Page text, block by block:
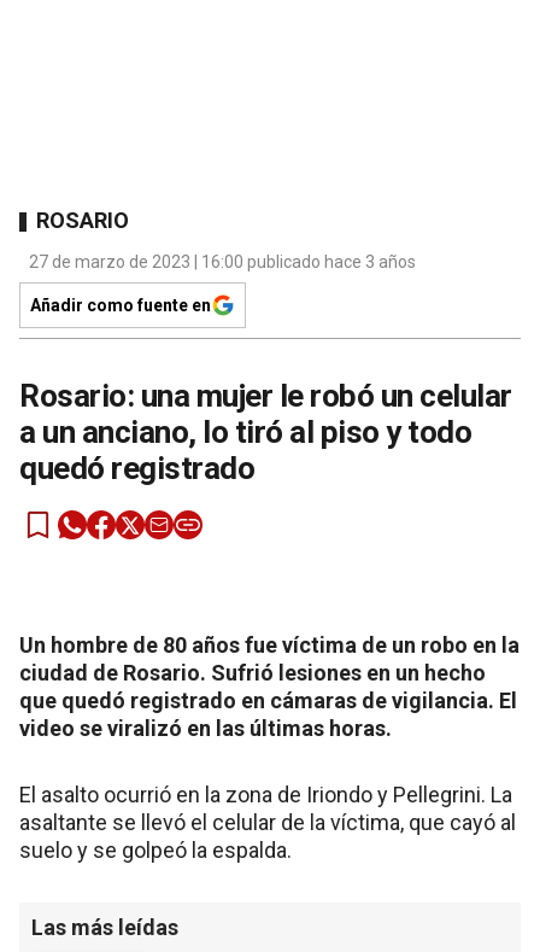
ROSARIO
27 de marzo de 2023 | 16:00 publicado hace 3 años
Añadir como fuente en
Rosario: una mujer le robó un celular
a un anciano, lo tiró al piso y todo
quedó registrado
Un hombre de 80 años fue víctima de un robo en la
ciudad de Rosario. Sufrió lesiones en un hecho
que quedó registrado en cámaras de vigilancia. El
video se viralizó en las últimas horas.
El asalto ocurrió en la zona de Iriondo y Pellegrini. La
asaltante se llevó el celular de la víctima, que cayó al
suelo y se golpeó la espalda.
Las más leídas